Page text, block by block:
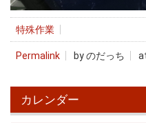
特殊作業
Permalink by のだっち
カレンダー